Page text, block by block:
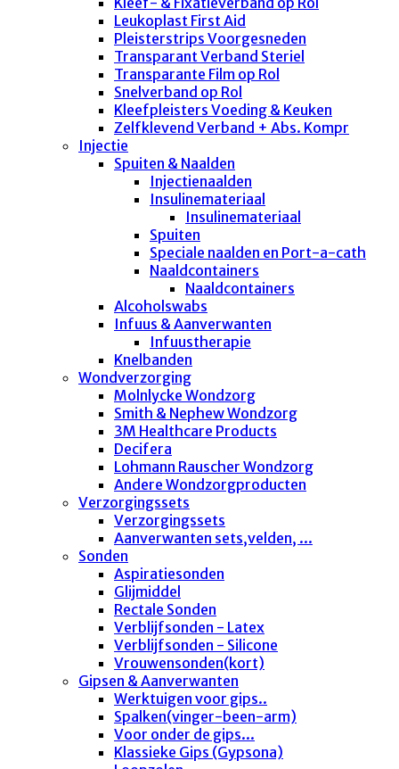
Leukoplast First Aid
Pleisterstrips Voorgesneden
Transparant Verband Steriel
Transparante Film op Rol
Snelverband op Rol
Kleefpleisters Voeding & Keuken
Zelfklevend Verband + Abs. Kompr
Injectie
Spuiten & Naalden
Injectienaalden
Insulinemateriaal
Insulinemateriaal
Spuiten
Speciale naalden en Port-a-cath
Naaldcontainers
Naaldcontainers
Alcoholswabs
Infuus & Aanverwanten
Infuustherapie
Knelbanden
Wondverzorging
Molnlycke Wondzorg
Smith & Nephew Wondzorg
3M Healthcare Products
Decifera
Lohmann Rauscher Wondzorg
Andere Wondzorgproducten
Verzorgingssets
Verzorgingssets
Aanverwanten sets,velden, ...
Sonden
Aspiratiesonden
Glijmiddel
Rectale Sonden
Verblijfsonden - Latex
Verblijfsonden - Silicone
Vrouwensonden(kort)
Gipsen & Aanverwanten
Werktuigen voor gips..
Spalken(vinger-been-arm)
Voor onder de gips...
Klassieke Gips (Gypsona)